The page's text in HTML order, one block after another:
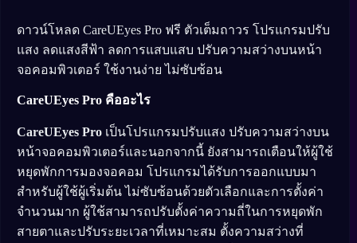
ดาวน์โหลด CareUEyes Pro ฟรี ตัวเต็มถาวร โปรแกรมปรับ
แสง ลดแสงสีฟ้า ลดการแสบแสบ ปรับความสว่างบนหน้า
จอคอมพิวเตอร์ ใช้งานง่าย ไม่ซับซ้อน
CareUEyes Pro คืออะไร
CareUEyes Pro เป็นโปรแกรมปรับแสง ปรับความสว่างบน
หน้าจอคอมพิวเตอร์และนอกจากนี้ ยังสามารถเตือนให้ผู้ใช้
หยุดพักการมองจอคอม โปรแกรมได้รับการออกแบบมา
สำหรับผู้ใช้ผู้เริ่มต้น ไม่ซับซ้อนด้วยตัวเลือกและการตั้งค่า
จำนวนมาก ผู้ใช้สามารถปรับตั้งค่าความถี่ในการหยุดพัก
สายตาและปรับระยะเวลาที่เหมาะสม ตั้งความสว่างที่